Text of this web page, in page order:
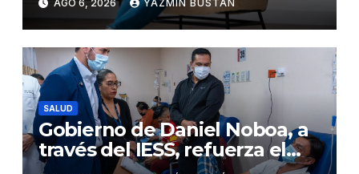
bebé
AGO 6, 2026 YAZMÍN BUSTÁN
SALUD
Gobierno de Daniel Noboa, a
través del IESS, refuerza el